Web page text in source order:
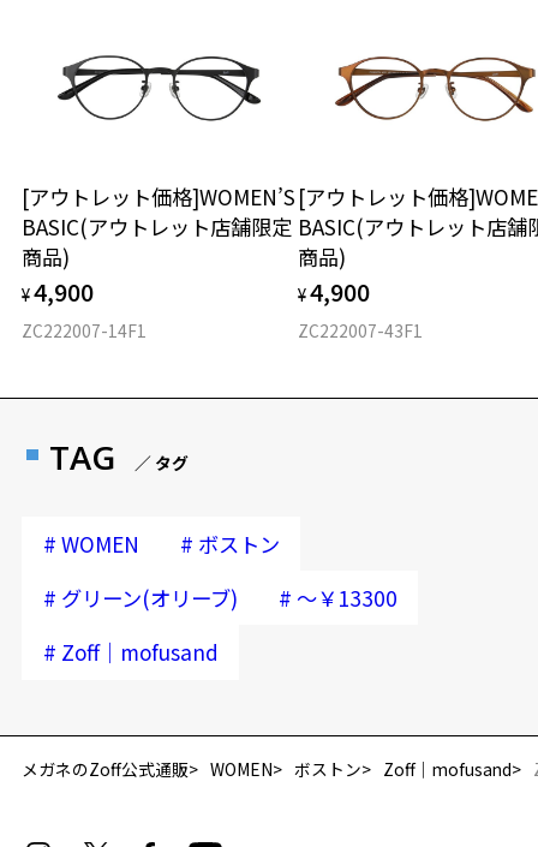
[アウトレット価格]WOMEN’S
BASIC(アウトレット店舗限定
商品)
¥4,900
ZC222007-14F1
[アウトレット価格
BASIC(アウトレット店舗
商品)
¥4,900
ZC222007-43F1
TAG ／ タグ
# WOMEN # ボストン
# グリーン(オリーブ) # ～￥13300
# Zoff｜mofusand
メガネのZoff公式通販 WOMEN ボストン Zoff｜mofusand